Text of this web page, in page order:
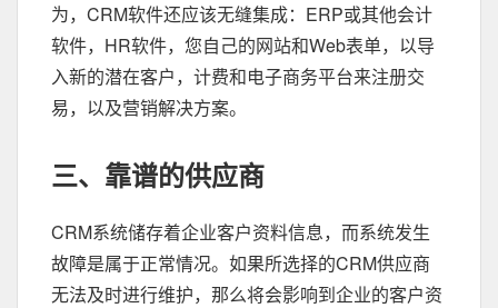
为，CRM软件还应该无缝集成：ERP或其他会计
软件，HR软件，您自己的网站和Web表单，以导
入新的潜在客户，计费和电子商务平台来注册交
易，以及营销解决方案。
三、靠谱的供应商
CRM系统储存着企业客户资料信息，而系统发生
故障是属于正常情况。如果所选择的CRM供应商
无法及时进行维护，那么将会影响到企业的客户资